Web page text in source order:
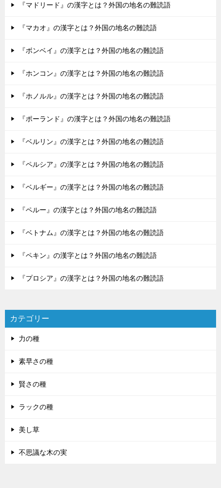
『マドリード』の漢字とは？外国の地名の難読語
『マカオ』の漢字とは？外国の地名の難読語
『ボンベイ』の漢字とは？外国の地名の難読語
『ホンコン』の漢字とは？外国の地名の難読語
『ホノルル』の漢字とは？外国の地名の難読語
『ポーランド』の漢字とは？外国の地名の難読語
『ベルリン』の漢字とは？外国の地名の難読語
『ペルシア』の漢字とは？外国の地名の難読語
『ベルギー』の漢字とは？外国の地名の難読語
『ペルー』の漢字とは？外国の地名の難読語
『ベトナム』の漢字とは？外国の地名の難読語
『ペキン』の漢字とは？外国の地名の難読語
『プロシア』の漢字とは？外国の地名の難読語
カテゴリー
力の種
素早さの種
賢さの種
ラックの種
美し草
不思議な木の実